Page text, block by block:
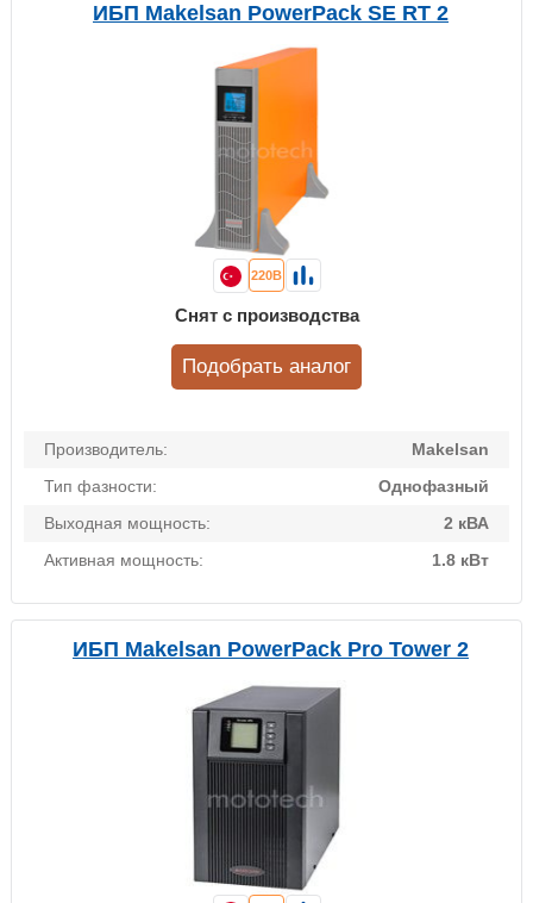
ИБП Makelsan PowerPack SE RT 2
Производитель:
Makelsan
Тип фазности:
Однофазный
Выходная мощность:
2 кВА
Активная мощность:
1.8 кВт
220В
Снят с производства
Подобрать аналог
ИБП Makelsan PowerPack Pro Tower 2